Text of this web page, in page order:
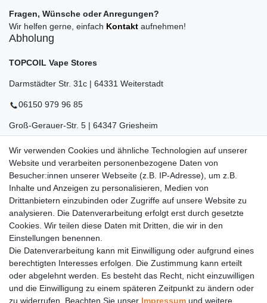
Fragen, Wünsche oder Anregungen?
Wir helfen gerne, einfach Kontakt aufnehmen!
Abholung
TOPCOIL Vape Stores
Darmstädter Str. 31c | 64331 Weiterstadt
06150 979 96 85
Groß-Gerauer-Str. 5 | 64347 Griesheim
06155 834 88 58
Eberstädter Str. 21 | 64319 Pfungstadt
06157 984 88 55
Öffnungszeiten finden Sie hier: www.topcoil.de
E-MAIL **
Newsletter
Honig
Hiermit bestätige ich, dass ich dieDaten­schutz­erklärunggelesen habe.
Meine Einwilligung kann ich jederzeit widerrufen.**
Wir verwenden Cookies und ähnliche Technologien auf unserer
Website und verarbeiten personenbezogene Daten von
Besucher:innen unserer Webseite (z.B. IP-Adresse), um z.B.
Inhalte und Anzeigen zu personalisieren, Medien von
Drittanbietern einzubinden oder Zugriffe auf unsere Website zu
analysieren. Die Datenverarbeitung erfolgt erst durch gesetzte
Cookies. Wir teilen diese Daten mit Dritten, die wir in den
Einstellungen benennen.
Die Datenverarbeitung kann mit Einwilligung oder aufgrund eines
berechtigten Interesses erfolgen. Die Zustimmung kann erteilt
oder abgelehnt werden. Es besteht das Recht, nicht einzuwilligen
und die Einwilligung zu einem späteren Zeitpunkt zu ändern oder
zu widerrufen. Beachten Sie unser Impressum und weitere